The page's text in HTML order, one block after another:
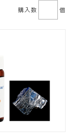
購入数 個